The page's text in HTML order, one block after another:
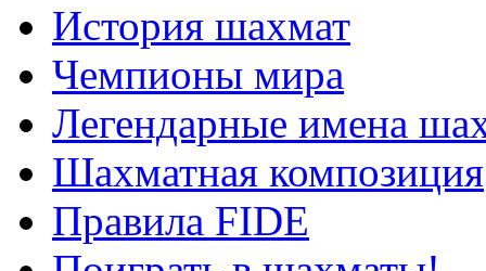
История шахмат
Чемпионы мира
Легендарные имена
Шахматная композиция
Правила FIDE